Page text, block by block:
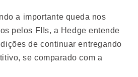
a importante queda nos
pelos FIIs, a Hedge entende
de continuar entregando
se comparado com a